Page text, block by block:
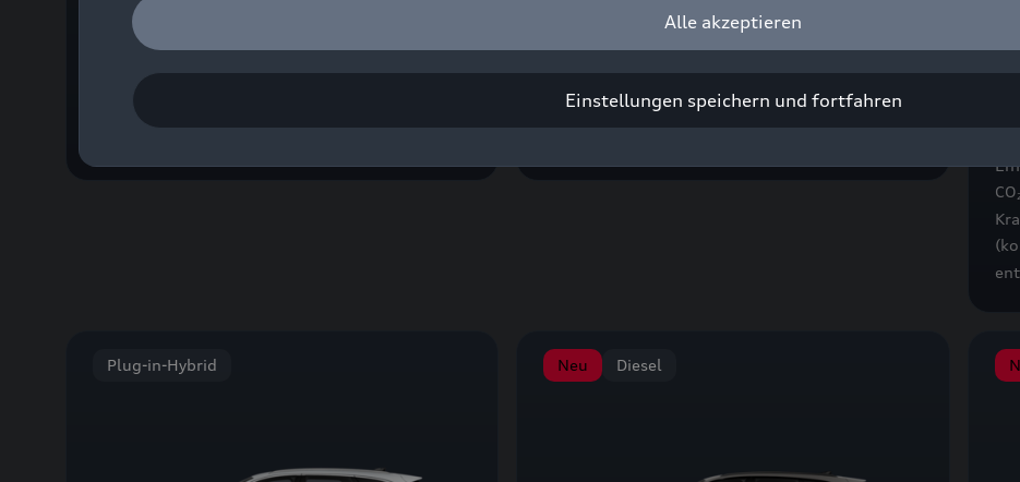
A6 Limousine
Kraftstoffverbrauch (kombiniert): 8,1–4,8 l/100
km; CO
km; CO -Emissionen (kombiniert): 188–29 g/km;
CO
Plug-in-Hybrid Neu Diesel
Alle akzeptieren
Einstellungen speichern und fortfahren